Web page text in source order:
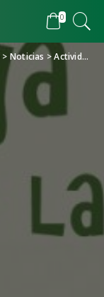
0
> Noticias >Actividades